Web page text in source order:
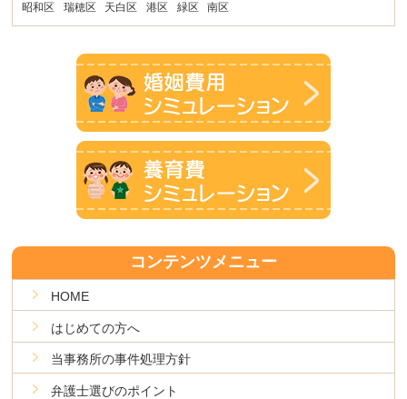
昭和区 瑞穂区 天白区 港区 緑区 南区
コンテンツメニュー
HOME
はじめての方へ
当事務所の事件処理方針
弁護士選びのポイント